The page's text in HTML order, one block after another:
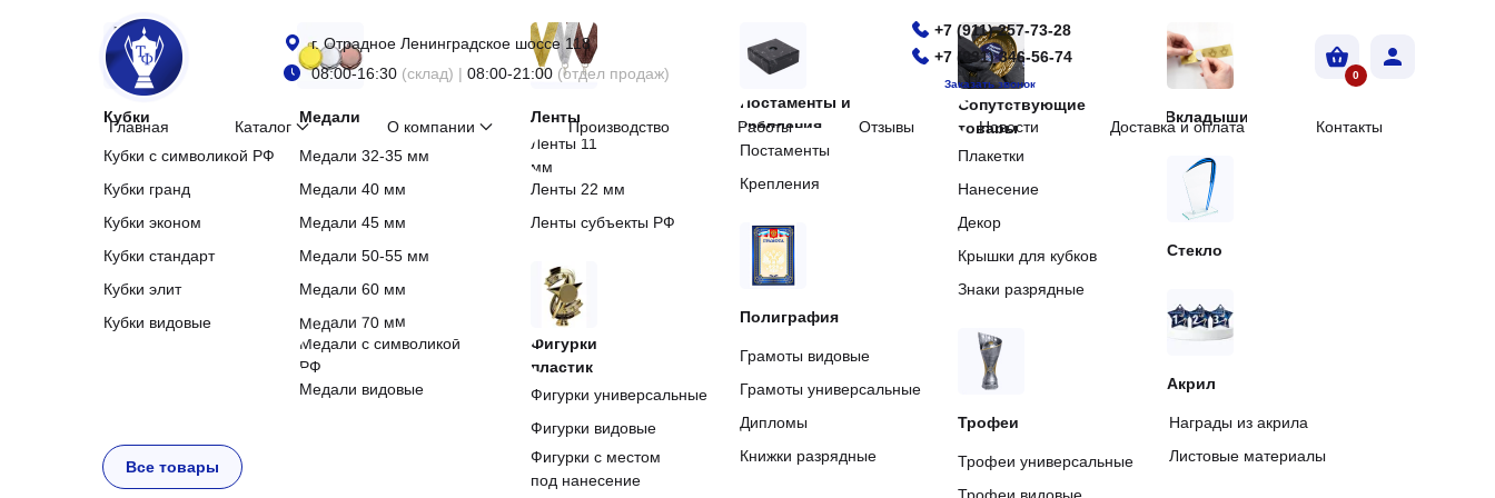
г. Отрадное Ленинградское шоссе 118
08:00-16:30 (склад) | 08:00-21:00 (отдел продаж)
+7 (931) 346-56-74
+7 (911) 257-73-28
Заказать звонок
Контакты
Доставка и оплата
Новости
Отзывы
Работы
Производство
Каталог О компании
Главная
0
Знаки разрядные
Крышки для кубков
Декор
Нанесение
Плакетки
Сопутствующие
товары
Акрил
Стекло
Вкладыши
Листовые материалы
Награды из акрила
Крепления
Постаменты
Постаменты и
крепления
Книжки разрядные
Дипломы
Грамоты универсальные
Грамоты видовые
Полиграфия
Трофеи видовые
Трофеи универсальные
Трофеи
Фигурки с местом
под нанесение
Фигурки видовые
Фигурки универсальные
Фигурки
пластик
Ленты субъекты РФ
Ленты 22 мм
Ленты 11
мм
Ленты
Медали видовые
Медали с символикой
РФ
Медали 70 мм
Медали 60 мм
Медали 50-55 мм
Медали 45 мм
Медали 40 мм
Медали 32-35 мм
Медали
Кубки с символикой РФ
Кубки гранд
Кубки стандарт
Кубки видовые
Кубки элит
Кубки эконом
Все товары
Кубки
г. Отрадное Ленинградское шоссе 118
08:00-16:30 (склад) | 08:00-21:00 (отдел продаж)
+7 (931) 346-56-74
+7 (911) 257-73-28
Заказать звонок
Контакты
Доставка и оплата
Новости
Отзывы
Работы
Производство
О компании
Каталог
Главная
0